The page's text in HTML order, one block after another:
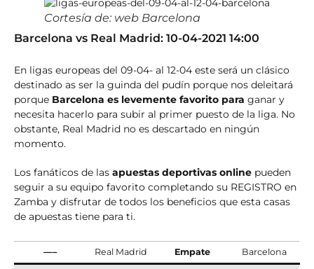
Cortesía de: web Barcelona
Barcelona vs Real Madrid: 10-04-2021 14:00
En ligas europeas del 09-04- al 12-04 este será un clásico
destinado as ser la guinda del pudín porque nos deleitará
porque Barcelona es levemente favorito para ganar y
necesita hacerlo para subir al primer puesto de la liga. No
obstante, Real Madrid no es descartado en ningún
momento.
Los fanáticos de las apuestas deportivas online pueden
seguir a su equipo favorito completando su REGISTRO en
Zamba y disfrutar de todos los beneficios que esta casas
de apuestas tiene para ti.
—– Real Madrid Empate Barcelona